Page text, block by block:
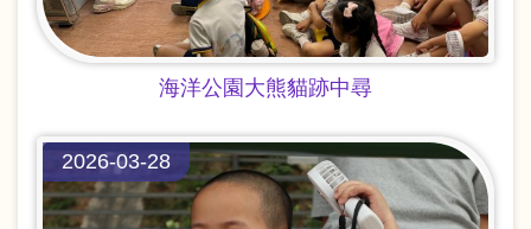
海洋公園大熊貓跡中尋
2026-03-28